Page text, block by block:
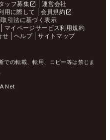
ッフ募集
運営会社
用に際して
会員規約
引法に基づく表示
マイページサービス利用規約
せ ヘルプ サイトマップ
での転載、転用、コピー等は禁じま
Net